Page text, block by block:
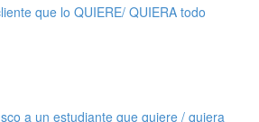
que lo QUIERE/ QUIERA todo
a un estudiante que quiere / quiera